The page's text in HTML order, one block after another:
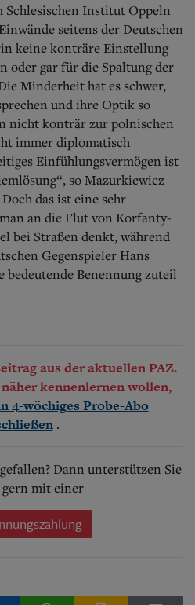
Institut Oppeln
seitens der Deutschen
keine konträre Einstellung
oder gar für die Spaltung der
Minderheit hat es schwer,
und ihre Optik so
nicht konträr zur polnischen
immer diplomatisch
Einfühlungsvermögen ist
so Mazurkiewicz
das ist eine sehr
an die Flut von Korfanty-
bei Straßen denkt, während
Gegenspieler Hans
bedeutende Benennung zuteil
aus der aktuellen PAZ.
kennenlernen wollen,
4-wöchiges Probe-Abo
.
Dann unterstützen Sie
gern mit einer